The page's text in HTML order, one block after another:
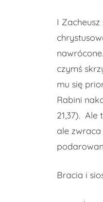
I
czymś
mu się
Rabini
21,37).
ale
Bracia i